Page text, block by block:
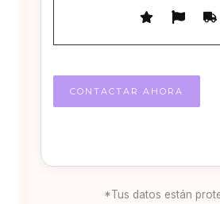
*Tus datos están